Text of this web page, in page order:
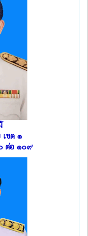
ขต ๑
ต่อ ๑๐๙